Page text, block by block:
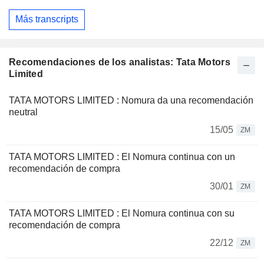
Más transcripts
Recomendaciones de los analistas: Tata Motors
Limited
TATA MOTORS LIMITED : Nomura da una recomendación
neutral
15/05
ZM
TATA MOTORS LIMITED : El Nomura continua con un
recomendación de compra
30/01
ZM
TATA MOTORS LIMITED : El Nomura continua con su
recomendación de compra
22/12
ZM